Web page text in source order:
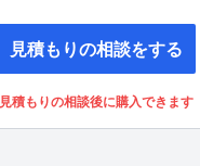
見積もりの相談をする
見積もりの相談後に購入できます